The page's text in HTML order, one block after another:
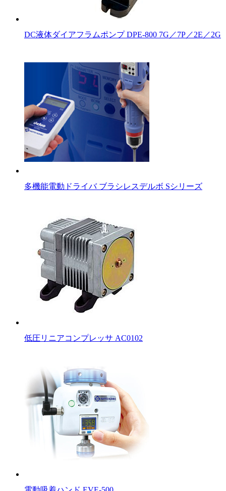
DC液体ダイアフラムポンプ DPE-800 7G／7P／2E／2G
多機能電動ドライバ ブラシレスデルボ Sシリーズ
低圧リニアコンプレッサ AC0102